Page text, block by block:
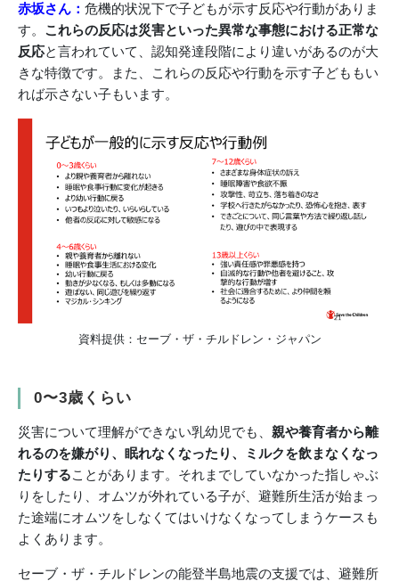
赤坂さん： 危機的状況下で子どもが示す反応や行動がありま
す。 これらの反応は災害といった異常な事態における正常な
反応と言われていて、認知発達段階により違いがあるのが大
きな特徴です。また、これらの反応や行動を示す子どももい
れば示さない子もいます。
資料提供：セーブ・ザ・チルドレン・ジャパン
0〜3歳くらい
災害について理解ができない乳幼児でも、 親や養育者から離
れるのを嫌がり、眠れなくなったり、ミルクを飲まなくなっ
たりすることがあります。それまでしていなかった指しゃぶ
りをしたり、オムツが外れている子が、避難所生活が始まっ
た途端にオムツをしなくてはいけなくなってしまうケースも
よくあります。
セーブ・ザ・チルドレンの能登半島地震の支援では、避難所